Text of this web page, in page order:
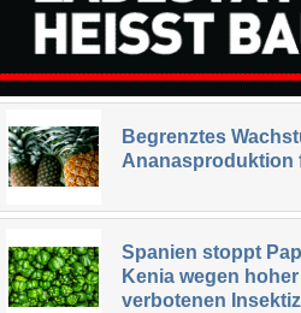
Begrenztes
Ananasproduktion
Spanien stoppt
Kenia wegen
verbotenen